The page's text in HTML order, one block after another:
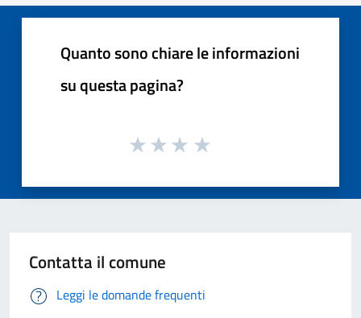
Quanto sono chiare le informazioni
su questa pagina?
Contatta il comune
Leggi le domande frequenti